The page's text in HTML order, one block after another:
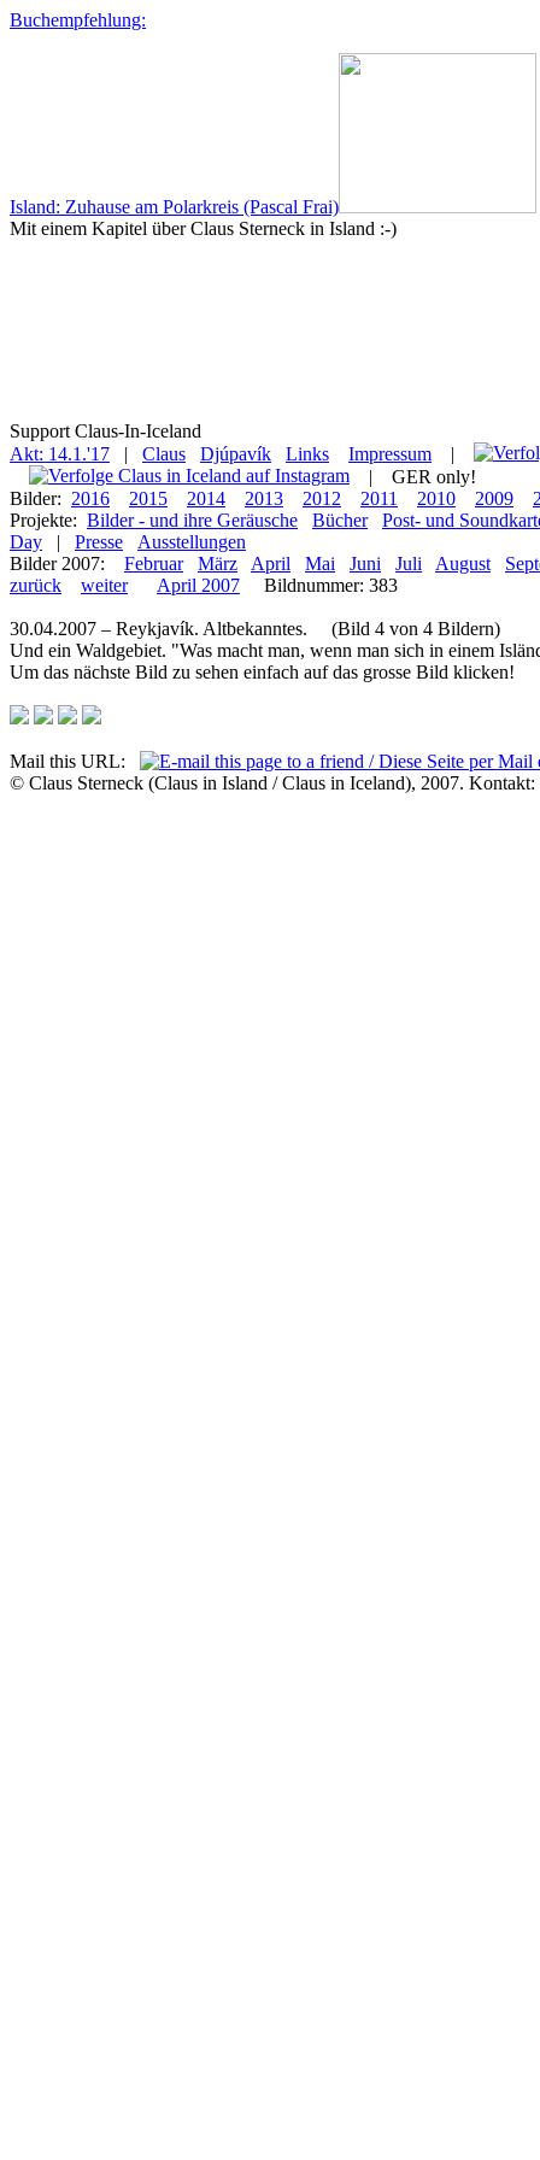
Buchempfehlung:
Island: Zuhause am Polarkreis (Pascal Frai)
Mit einem Kapitel über Claus Sterneck in Island :-)
Support Claus-In-Iceland
Akt: 14.1.'17
| Claus Djúpavík Links Impressum
|
|
GER only!
Bilder: 2016 2015 2014 2013 2012 2011 2010 2009
Projekte: Bilder - und ihre Geräusche Bücher
Post- und
Day
| Presse
Ausstellungen
Bilder 2007:
Februar März April Mai Juni Juli August
zurück
weiter April 2007 Bildnummer: 383
30.04.2007 – Reykjavík. Altbekanntes. (Bild 4 von 4 Bildern)
Und ein Waldgebiet. "Was macht man, wenn man sich in einem
Um das nächste Bild zu sehen einfach auf das grosse Bild klicken!
Mail this URL:
© Claus Sterneck (Claus in Island / Claus in Iceland), 2007. Kontakt: